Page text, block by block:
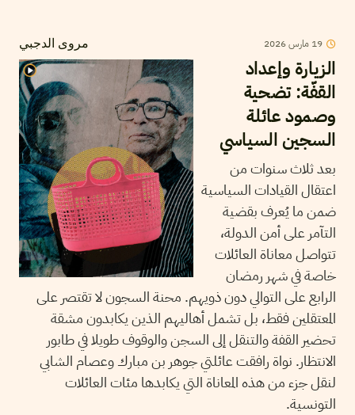
مروى الدجبي 19 مارس2026
الزيارة وإعداد
القفّة: تضحية
وصمود عائلة
السجين السياسي
بعد ثلاث سنوات من
اعتقال القيادات السياسية
ضمن ما يُعرف بقضية
التآمر على أمن الدولة،
تتواصل معاناة العائلات
خاصة في شهر رمضان
الرابع على التوالي دون ذويهم. محنة السجون لا تقتصر على
المعتقلين فقط، بل تشمل أهاليهم الذين يكابدون مشقة
تحضير القفة والتنقل إلى السجن والوقوف طويلا في طابور
الانتظار. نواة رافقت عائلتي جوهر بن مبارك وعصام الشابي
لنقل جزء من هذه المعاناة التي يكابدها مئات العائلات
التونسية.